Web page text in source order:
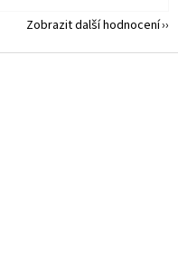
Zobrazit další hodnocení